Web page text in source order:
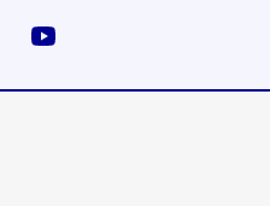
Instagram